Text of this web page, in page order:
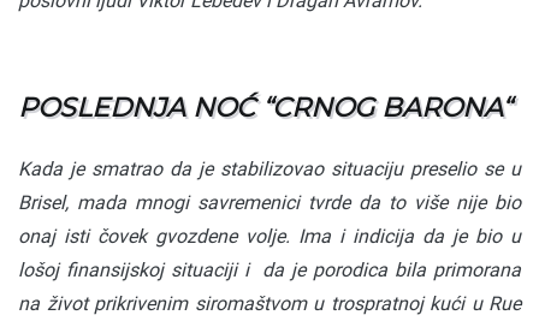
POSLEDNJA NOĆ “CRNOG BARONA“
Kada je smatrao da je stabilizovao situaciju preselio se u
Brisel, mada mnogi savremenici tvrde da to više nije bio
onaj isti čovek gvozdene volje. Ima i indicija da je bio u
lošoj finansijskoj situaciji i da je porodica bila primorana
na život prikrivenim siromaštvom u trospratnoj kući u Rue